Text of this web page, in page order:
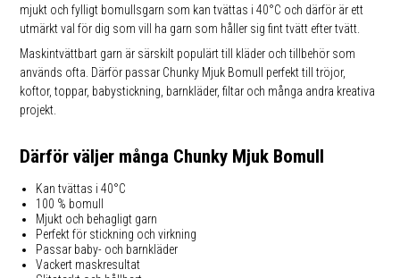
mjukt och fylligt bomullsgarn som kan tvättas i 40°C och därför är ett
utmärkt val för dig som vill ha garn som håller sig fint tvätt efter tvätt.
Maskintvättbart garn är särskilt populärt till kläder och tillbehör som
används ofta. Därför passar Chunky Mjuk Bomull perfekt till tröjor,
koftor, toppar, babystickning, barnkläder, filtar och många andra kreativa
projekt.
Därför väljer många Chunky Mjuk Bomull
Kan tvättas i 40°C
100 % bomull
Mjukt och behagligt garn
Perfekt för stickning och virkning
Passar baby- och barnkläder
Vackert maskresultat